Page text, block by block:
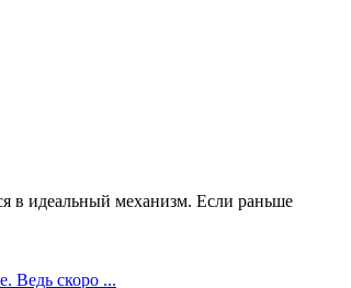
в идеальный механизм. Если раньше
Ведь скоро ...